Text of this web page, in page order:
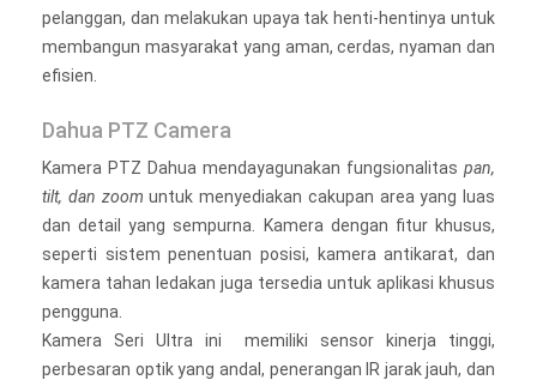
pelanggan, dan melakukan upaya tak henti-hentinya untuk
membangun masyarakat yang aman, cerdas, nyaman dan
efisien.
Dahua PTZ Camera
Kamera PTZ Dahua mendayagunakan fungsionalitas pan,
tilt, dan zoom untuk menyediakan cakupan area yang luas
dan detail yang sempurna. Kamera dengan fitur khusus,
seperti sistem penentuan posisi, kamera antikarat, dan
kamera tahan ledakan juga tersedia untuk aplikasi khusus
pengguna.
Kamera Seri Ultra ini memiliki sensor kinerja tinggi,
perbesaran optik yang andal, penerangan IR jarak jauh, dan